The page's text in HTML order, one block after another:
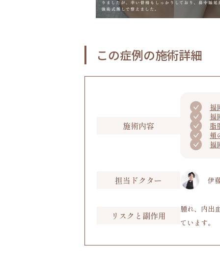
この症例の施術詳細
施術内容
福
福
脂
頬
福
担当ドクター 伊
リスクと副作用
腫れ、内出
ています。